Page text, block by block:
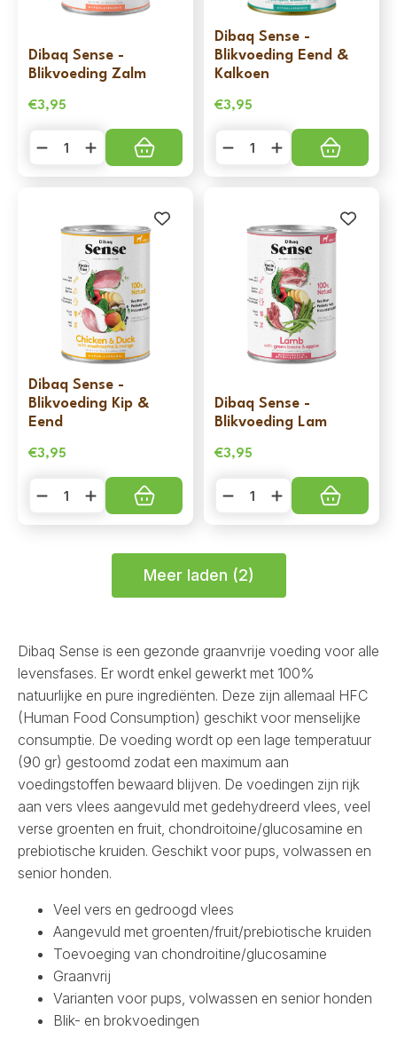
Dibaq Sense -
Blikvoeding Zalm
€3,95
Sense
Blikvoeding
Dibaq Sense -
Blikvoeding Eend &
Kalkoen
€3,95
Sense
Blikvoeding
aantal
Dibaq Sense -
Blikvoeding Kip &
Eend
€3,95
Sense
Blikvoeding
Dibaq Sense -
Blikvoeding Lam
€3,95
Sense
Blikvoeding
aantal
Meer laden (2)
Dibaq Sense is een gezonde graanvrije voeding voor alle
levensfases. Er wordt enkel gewerkt met 100%
natuurlijke en pure ingrediënten. Deze zijn allemaal HFC
(Human Food Consumption) geschikt voor menselijke
consumptie. De voeding wordt op een lage temperatuur
(90 gr) gestoomd zodat een maximum aan
voedingstoffen bewaard blijven. De voedingen zijn rijk
aan vers vlees aangevuld met gedehydreerd vlees, veel
verse groenten en fruit, chondroitoine/glucosamine en
prebiotische kruiden. Geschikt voor pups, volwassen en
senior honden.
Veel vers en gedroogd vlees
Aangevuld met groenten/fruit/prebiotische kruiden
Toevoeging van chondroitine/glucosamine
Graanvrij
Varianten voor pups, volwassen en senior honden
Blik- en brokvoedingen